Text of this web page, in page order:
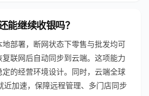
能继续收银吗？
部署，断网状态下零售与批发均可
联网后自动同步到云端。这项能力
的经营环境设计。同时，云端全球
近加速，保障远程管理、多门店同步